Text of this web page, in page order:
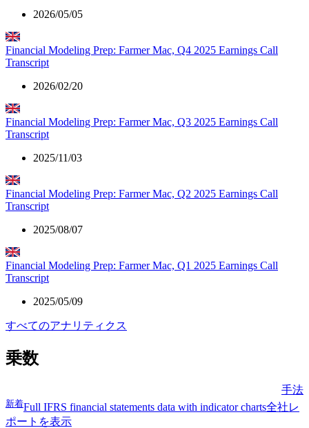
2026/05/05
Financial Modeling Prep: Farmer Mac, Q4 2025 Earnings Call
Transcript
2026/02/20
Financial Modeling Prep: Farmer Mac, Q3 2025 Earnings Call
Transcript
2025/11/03
Financial Modeling Prep: Farmer Mac, Q2 2025 Earnings Call
Transcript
2025/08/07
Financial Modeling Prep: Farmer Mac, Q1 2025 Earnings Call
Transcript
2025/05/09
すべてのアナリティクス
乗数
手法
新着Full IFRS financial statements data with indicator charts全社レ
ポートを表示